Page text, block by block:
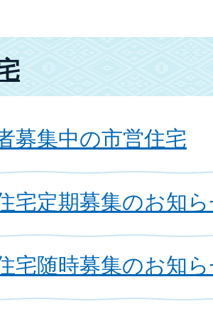
募集中の市営住宅
宅定期募集のお知
宅随時募集のお知